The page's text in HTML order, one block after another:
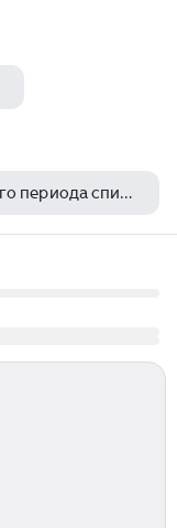
спектакли театра сатиры советского периода список лучших